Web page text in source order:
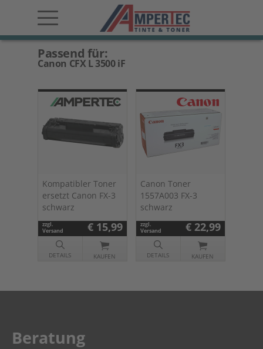
Passend für:
Canon CFX L 3500 iF
Kompatibler Toner
ersetzt Canon FX-3
schwarz
zzgl.
Versand
€ 15,99
DETAILS KAUFEN
Canon Toner
1557A003 FX-3
schwarz
zzgl.
Versand
€ 22,99
DETAILS KAUFEN
Beratung